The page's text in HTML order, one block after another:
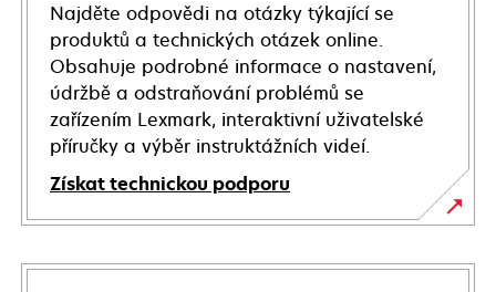
Najděte odpovědi na otázky týkající se
produktů a technických otázek online.
Obsahuje podrobné informace o nastavení,
údržbě a odstraňování problémů se
zařízením Lexmark, interaktivní uživatelské
příručky a výběr instruktážních videí.
Získat technickou podporu
opens
in